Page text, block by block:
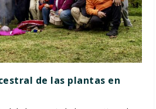
de las plantas en